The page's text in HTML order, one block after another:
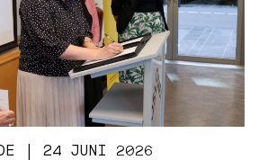
| 24 JUNI 2026